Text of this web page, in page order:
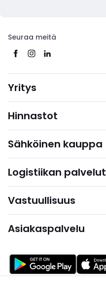
Seuraa meitä
Yritys
Hinnastot
Sähköinen kauppa
Logistiikan palvelut
Vastuullisuus
Asiakaspalvelu